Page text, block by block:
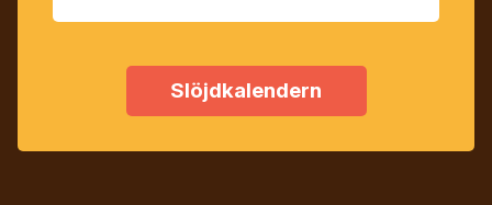
Slöjdkalendern